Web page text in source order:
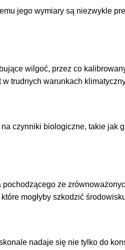
jego wymiary są niezwykle
wilgoć, przez co
trudnych warunkach
czynniki biologiczne, takie jak
ze
mogłyby szkodzić
nadaje się nie tylko do